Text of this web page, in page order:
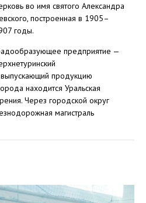
во имя святого Александра
построенная в 1905–
годы.
предприятие —
продукцию
находится Уральская
Через городской округ
магистраль